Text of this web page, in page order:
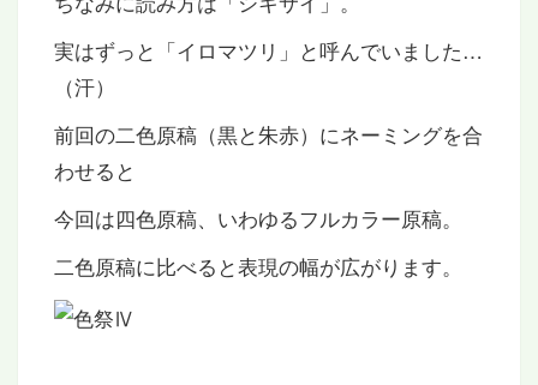
実はずっと「イロマツリ」と呼んでいました…
（汗）
前回の二色原稿（黒と朱赤）にネーミングを合
わせると
今回は四色原稿、いわゆるフルカラー原稿。
二色原稿に比べると表現の幅が広がります。